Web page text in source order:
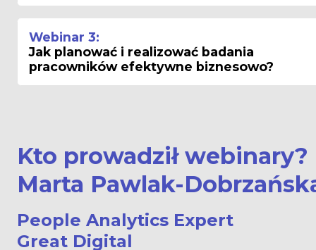
Webinar 3:
Jak planować i realizować badania
pracowników efektywne biznesowo?
Kto prowadził webinary?
Marta Pawlak-
People Analytics Expert
Great Digital